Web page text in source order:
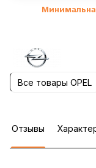
Все товары OPEL
Отзывы